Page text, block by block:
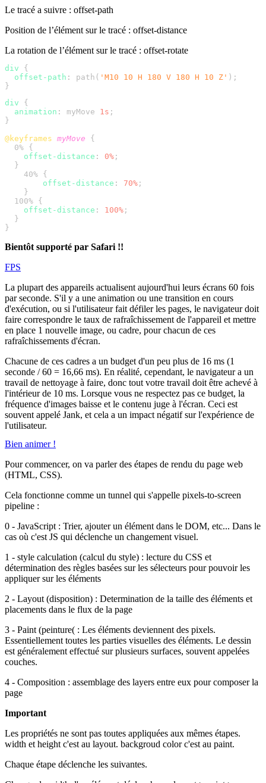
Le tracé a suivre : offset-path
Position de l’élément sur le tracé : offset-distance
La rotation de l’élément sur le tracé : offset-rotate
div
  offset-path
: path( 'M10 10 H 180 V 180 H 10 Z'
div
  animation
: myMove 1s
@keyframes myMove
    offset-distance
: 0%
        offset-distance
: 70%
    offset-distance
: 100%
Bientôt supporté par Safari !!
FPS
La plupart des appareils actualisent aujourd'hui leurs écrans 60 fois
par seconde. S'il y a une animation ou une transition en cours
d'exécution, ou si l'utilisateur fait défiler les pages, le navigateur doit
faire correspondre le taux de rafraîchissement de l'appareil et mettre
en place 1 nouvelle image, ou cadre, pour chacun de ces
rafraîchissements d'écran.
Chacune de ces cadres a un budget d'un peu plus de 16 ms (1
seconde / 60 = 16,66 ms). En réalité, cependant, le navigateur a un
travail de nettoyage à faire, donc tout votre travail doit être achevé à
l'intérieur de 10 ms. Lorsque vous ne respectez pas ce budget, la
fréquence d'images baisse et le contenu juge à l'écran. Ceci est
souvent appelé Jank, et cela a un impact négatif sur l'expérience de
l'utilisateur.
Bien animer !
Pour commencer, on va parler des étapes de rendu du page web
(HTML, CSS).
Cela fonctionne comme un tunnel qui s'appelle pixels-to-screen
pipeline :
0 - JavaScript : Trier, ajouter un élément dans le DOM, etc... Dans le
cas où c'est JS qui déclenche un changement visuel.
1 - style calculation (calcul du style) : lecture du CSS et
détermination des règles basées sur les sélecteurs pour pouvoir les
appliquer sur les éléments
2 - Layout (disposition) : Determination de la taille des éléments et
placements dans le flux de la page
3 - Paint (peinture( : Les éléments deviennent des pixels.
Essentiellement toutes les parties visuelles des éléments. Le dessin
est généralement effectué sur plusieurs surfaces, souvent appelées
couches.
4 - Composition : assemblage des layers entre eux pour composer la
page
Important
Les propriétés ne sont pas toutes appliquées aux mêmes étapes.
width et height c'est au layout. backgroud color c'est au paint.
Chaque étape déclenche les suivantes.